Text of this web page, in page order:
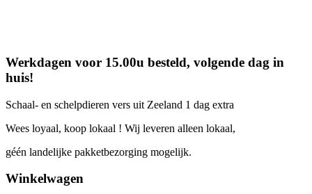
Werkdagen voor 15.00u besteld, volgende dag in
huis!
Schaal- en schelpdieren vers uit Zeeland 1 dag extra
Wees loyaal, koop lokaal ! Wij leveren alleen lokaal,
géén landelijke pakketbezorging mogelijk.
Winkelwagen